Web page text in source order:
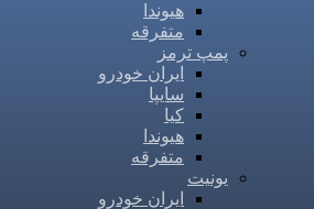
هیوندا
متفرقه
پمپ ترمز
ایران خودرو
سایپا
کیا
هیوندا
متفرقه
یونیت
ایران خودرو